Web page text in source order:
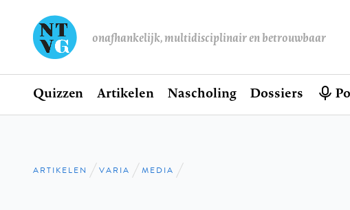
onafhankelijk, multidisciplinair en betrouwbaar
Hoofdnavigatie
Home
Quizzen Artikelen Nascholing Dossiers
Kruimelpad
ARTIKELEN VARIA MEDIA